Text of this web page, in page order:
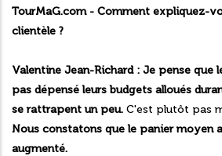
TourMaG.com - Comment expliquez-
clientèle ?
Valentine Jean-Richard : Je pense que
pas dépensé leurs budgets alloués
se rattrapent un peu. C'est plutôt pas
Nous constatons que le panier moyen
augmenté.